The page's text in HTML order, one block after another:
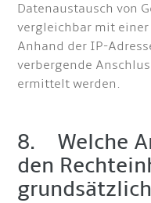
Datenaustausch von
vergleichbar mit
Anhand der IP-
verbergende
ermittelt werden.
8. Welche
den